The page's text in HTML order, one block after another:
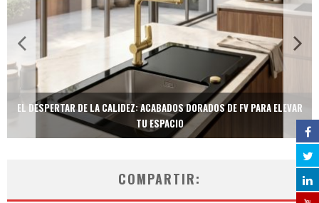
EL DESPERTAR DE LA CALIDEZ: ACABADOS DORADOS DE FV PARA ELEVAR
TU ESPACIO
COMPARTIR: